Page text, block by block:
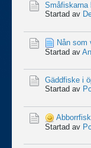
Småfiskarna
Startad av
Nån som
Startad av
Gäddfiske i
Startad av
Startad av